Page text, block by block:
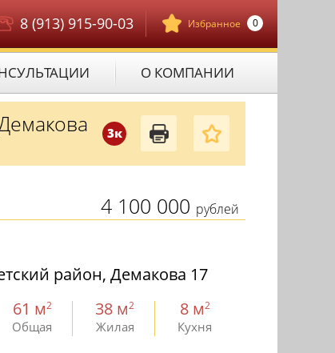
Избранное 0
8 (913) 915-90-03
О КОМПАНИИ
3к
4 100 000 рублей
район, Демакова 17
61 м2
Общая
38 м2
Жилая
8 м2
Кухня